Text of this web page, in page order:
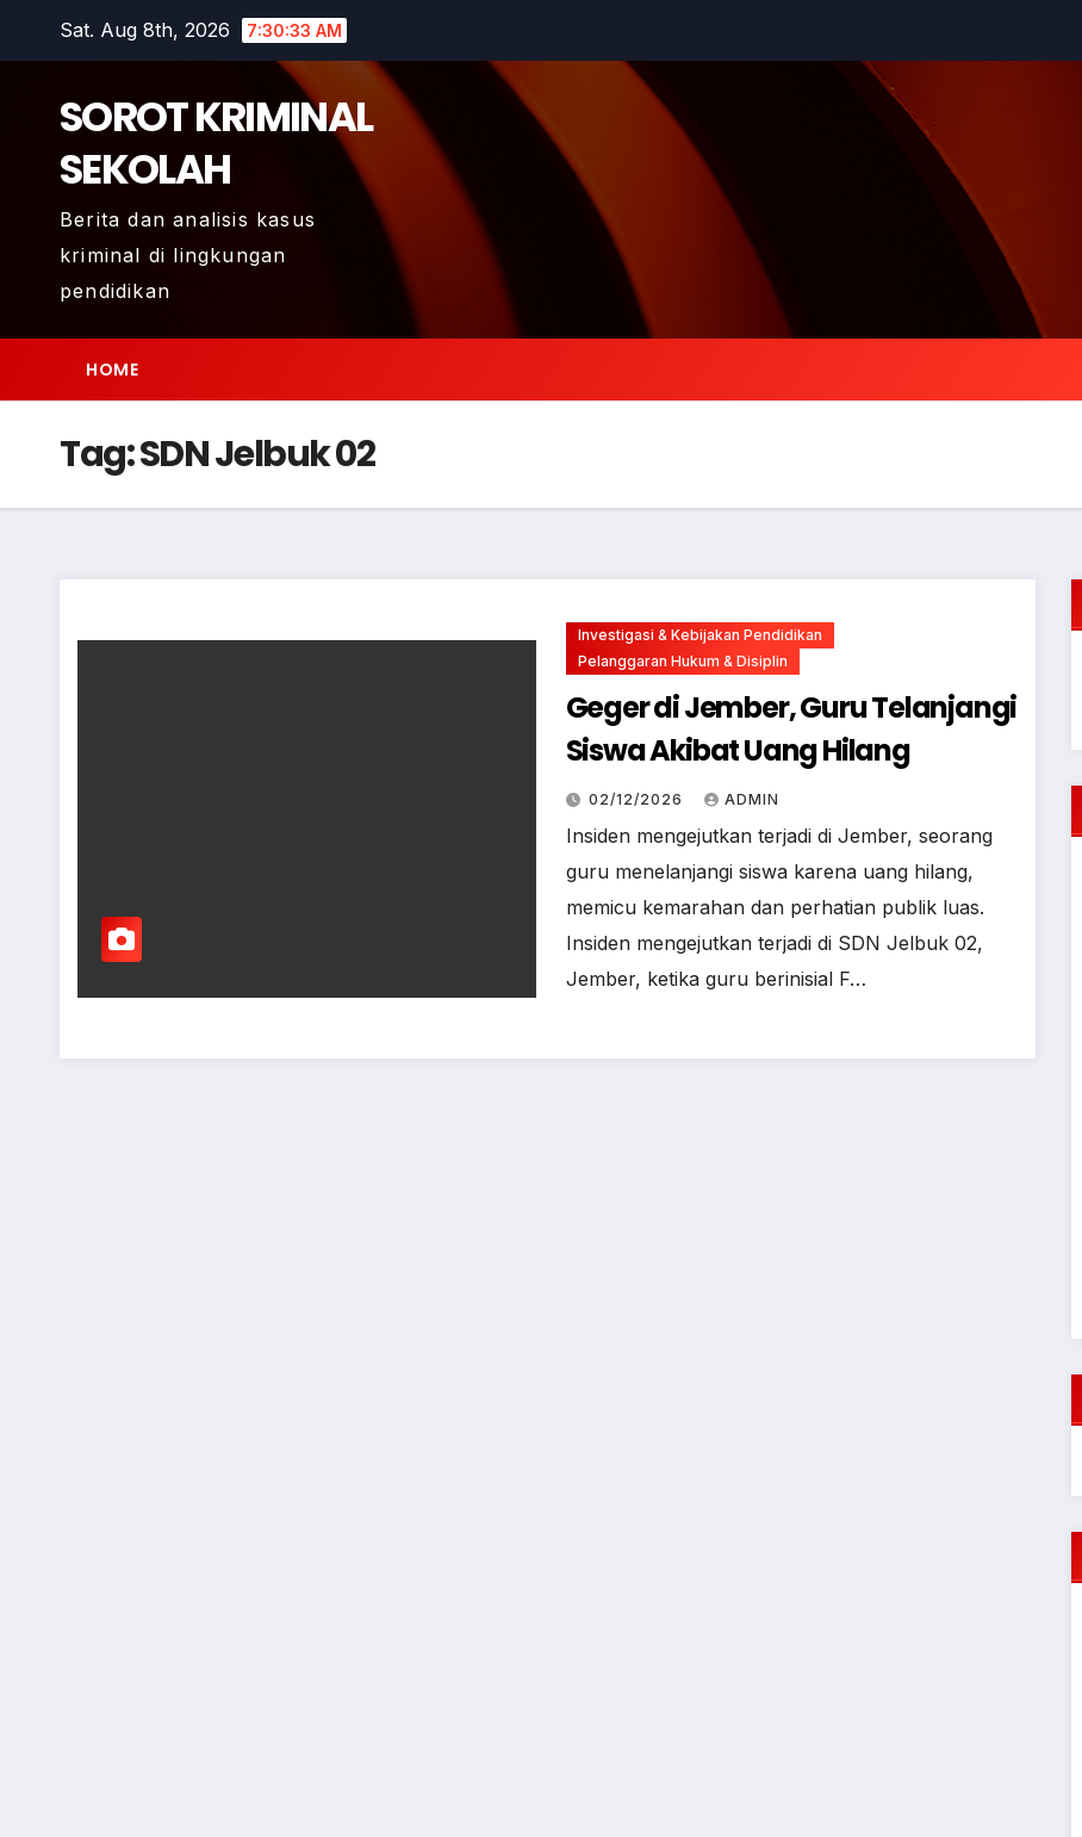
Sat. Aug 8th, 2026 7:30:33 AM
SOROT KRIMINAL
SEKOLAH
Berita dan analisis kasus
kriminal di lingkungan
pendidikan
HOME
Tag:SDN Jelbuk 02
Investigasi & Kebijakan Pendidikan
Pelanggaran Hukum & Disiplin
Geger di Jember, Guru Telanjangi
Siswa Akibat Uang Hilang
02/12/2026 ADMIN
Insiden mengejutkan terjadi di Jember, seorang
guru menelanjangi siswa karena uang hilang,
memicu kemarahan dan perhatian publik luas.
Insiden mengejutkan terjadi di SDN Jelbuk 02,
Jember, ketika guru berinisial F…